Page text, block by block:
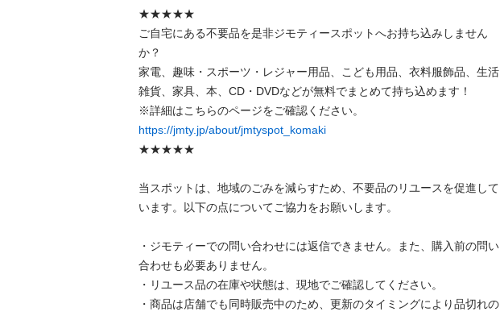
★★★★★
ご自宅にある不要品を是非ジモティースポットへお持ち込みしません
か？
家電、趣味・スポーツ・レジャー用品、こども用品、衣料服飾品、生活
雑貨、家具、本、CD・DVDなどが無料でまとめて持ち込めます！
https://jmty.jp/about/jmtyspot_komaki
★★★★★
当スポットは、地域のごみを減らすため、不要品のリユースを促進して
います。以下の点についてご協力をお願いします。
・ジモティーでの問い合わせには返信できません。また、購入前の問い
合わせも必要ありません。
・リユース品の在庫や状態は、現地でご確認してください。
・商品は店舗でも同時販売中のため、更新のタイミングにより品切れの